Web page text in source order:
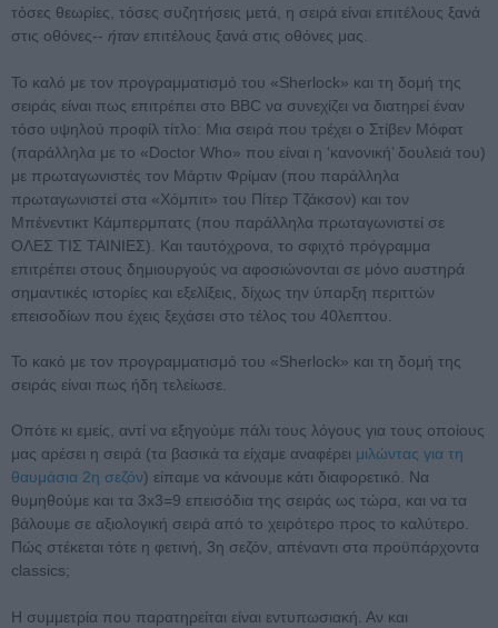
τόσες θεωρίες, τόσες συζητήσεις μετά, η σειρά είναι επιτέλους ξανά
στις οθόνες-- ήταν επιτέλους ξανά στις οθόνες μας.
Το καλό με τον προγραμματισμό του «Sherlock» και τη δομή της
σειράς είναι πως επιτρέπει στο BBC να συνεχίζει να διατηρεί έναν
τόσο υψηλού προφίλ τίτλο: Μια σειρά που τρέχει ο Στίβεν Μόφατ
(παράλληλα με το «Doctor Who» που είναι η ‘κανονική’ δουλειά του)
με πρωταγωνιστές τον Μάρτιν Φρίμαν (που παράλληλα
πρωταγωνιστεί στα «Χόμπιτ» του Πίτερ Τζάκσον) και τον
Μπένεντικτ Κάμπερμπατς (που παράλληλα πρωταγωνιστεί σε
ΟΛΕΣ ΤΙΣ ΤΑΙΝΙΕΣ). Και ταυτόχρονα, το σφιχτό πρόγραμμα
επιτρέπει στους δημιουργούς να αφοσιώνονται σε μόνο αυστηρά
σημαντικές ιστορίες και εξελίξεις, δίχως την ύπαρξη περιττών
επεισοδίων που έχεις ξεχάσει στο τέλος του 40λεπτου.
Το κακό με τον προγραμματισμό του «Sherlock» και τη δομή της
σειράς είναι πως ήδη τελείωσε.
Οπότε κι εμείς, αντί να εξηγούμε πάλι τους λόγους για τους οποίους
μας αρέσει η σειρά (τα βασικά τα είχαμε αναφέρει μιλώντας για τη
θαυμάσια 2η σεζόν) είπαμε να κάνουμε κάτι διαφορετικό. Να
θυμηθούμε και τα 3x3=9 επεισόδια της σειράς ως τώρα, και να τα
βάλουμε σε αξιολογική σειρά από το χειρότερο προς το καλύτερο.
Πώς στέκεται τότε η φετινή, 3η σεζόν, απέναντι στα προϋπάρχοντα
classics;
Η συμμετρία που παρατηρείται είναι εντυπωσιακή. Αν και